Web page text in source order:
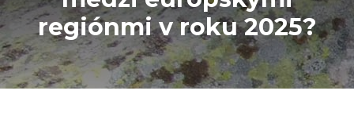
regiónmi v roku 2025?